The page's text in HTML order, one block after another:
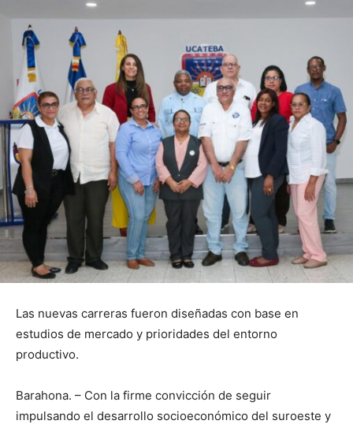
Las nuevas carreras fueron diseñadas con base en
estudios de mercado y prioridades del entorno
productivo.
Barahona. – Con la firme convicción de seguir
impulsando el desarrollo socioeconómico del suroeste y